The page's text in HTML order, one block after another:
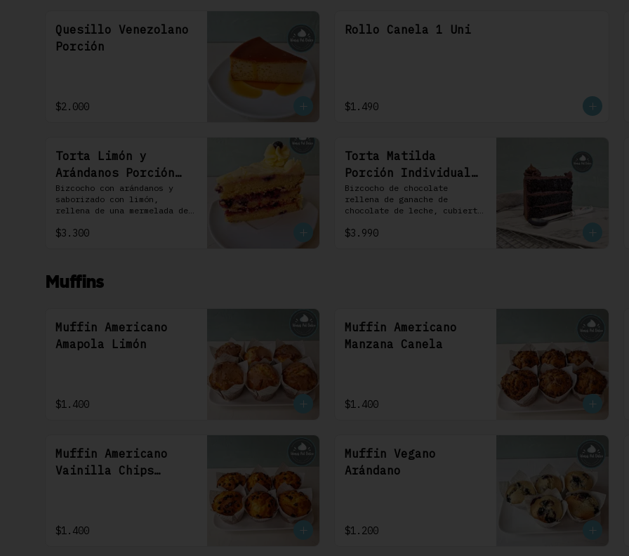
Quesillo Venezolano
Porción
$2.000
Rollo Canela 1 Uni
$1.490
Torta Limón y
Arándanos Porción
Individual 1 Uni
Bizcocho con arándanos y
saborizado con limón,
rellena de una mermelada de
un frosting de queso de
$3.300
Torta Matilda
Porción Individual
1 Uni
Bizcocho de chocolate
rellena de ganache de
chocolate de leche, cubierta
chocolate. 100% chocolate.
$3.990
Muffins
Muffin Americano
Amapola Limón
$1.400
Muffin Americano
Manzana Canela
$1.400
Muffin Americano
Vainilla Chips
$1.400
Muffin Vegano
Arándano
$1.200